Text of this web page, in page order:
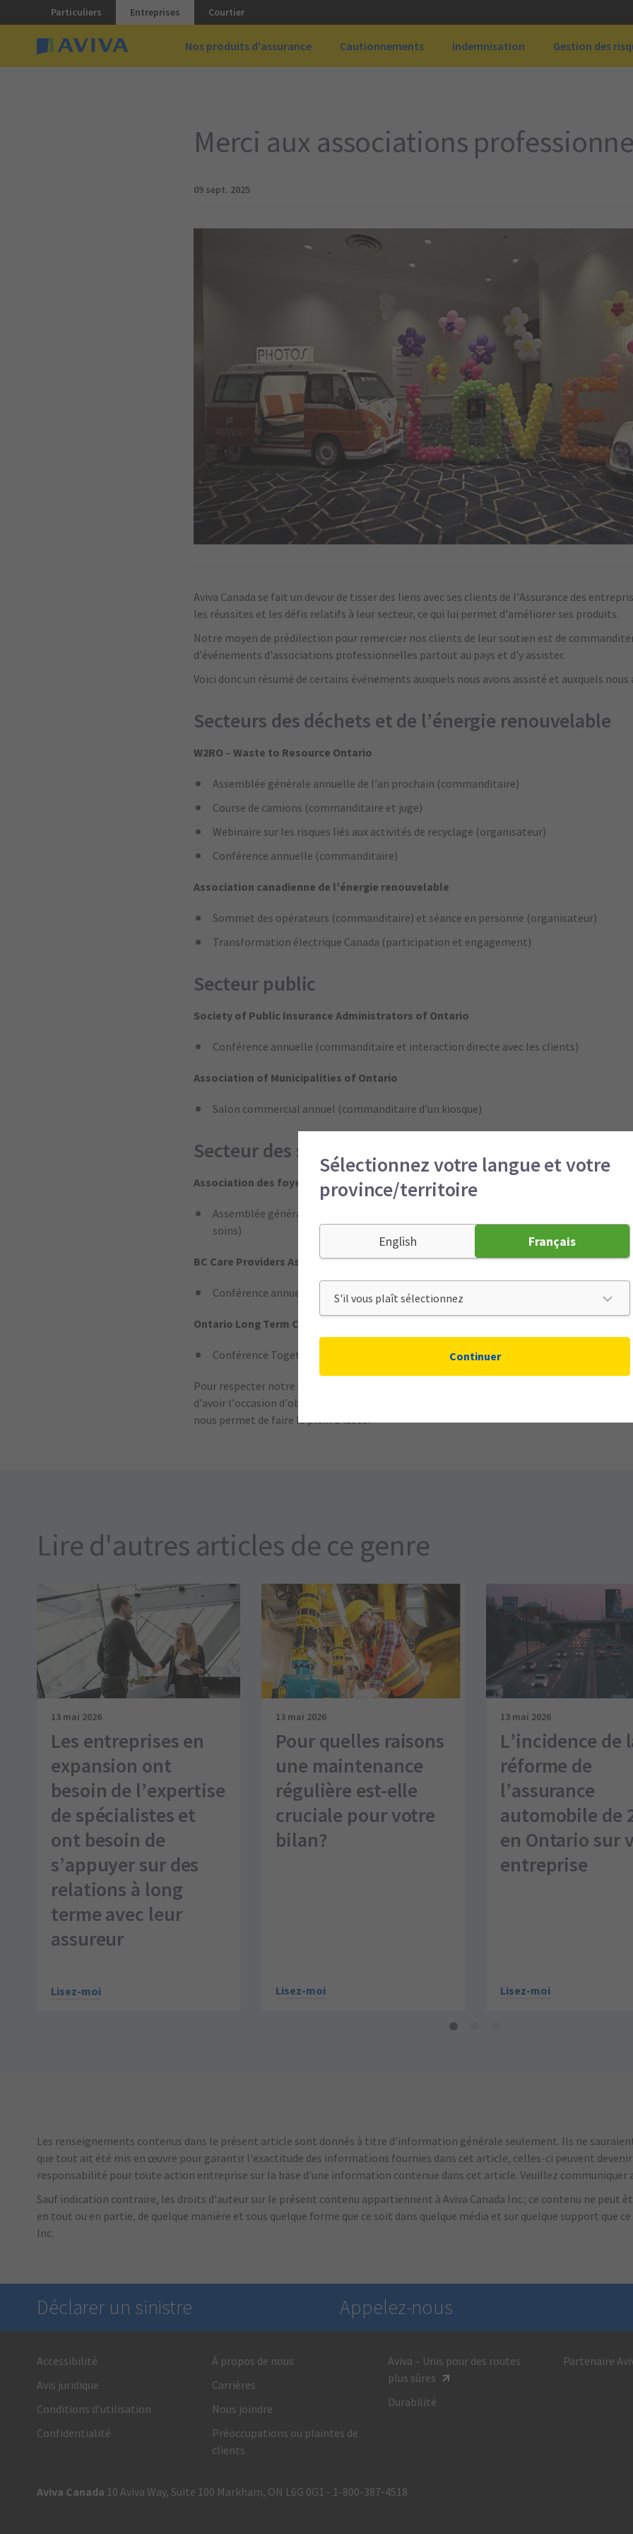
Particuliers Entreprises Courtier
Nos produits d'assurance Cautionnements Indemnisation Gestion des
Merci aux associations
09 sept. 2025
Aviva Canada se fait un devoir de tisser des liens avec ses clients de l’Assurance des
les réussites et les défis relatifs à leur secteur, ce qui lui permet d’améliorer ses produits.
Notre moyen de prédilection pour remercier nos clients de leur soutien est de
d’événements d’associations professionnelles partout au pays et d’y assister.
Voici donc un résumé de certains événements auxquels nous avons assisté et auxquels nous
Secteurs des déchets et de l’énergie renouvelable
W2RO – Waste to Resource Ontario
Assemblée générale annuelle de l’an prochain (commanditaire)
Course de camions (commanditaire et juge)
Webinaire sur les risques liés aux activités de recyclage (organisateur)
Conférence annuelle (commanditaire)
Association canadienne de l’énergie renouvelable
Sommet des opérateurs (commanditaire) et séance en personne (organisateur)
Transformation électrique Canada (participation et engagement)
Secteur public
Society of Public Insurance Administrators of Ontario
Conférence annuelle (commanditaire et interaction directe avec les clients)
Association of Municipalities of Ontario
Salon commercial annuel (commanditaire d’un kiosque)
Secteur des soins de santé
Association des foyers de soins du Nouveau-Brunswick
Assemblée générale annuelle et semaine des foyers de soins (commanditaire et don
soins)
BC Care Providers Association
Conférence annuelle (commanditaire d’un kiosque et don de trousses de premiers soins)
Ontario Long Term Care Association
Conférence Together We Care (commanditaire de la cabine photo)
Pour respecter notre engagement d’offrir à nos clients des solutions d’assurance de
d’avoir l’occasion d’obtenir leur point de vue. Notre participation aux événements
nous permet de faire le plein d’idées!
Lire d'autres articles de ce genre
13 mai 2026
Les entreprises en
expansion ont
besoin de l’expertise
de spécialistes et
ont besoin de
s’appuyer sur des
relations à long
terme avec leur
assureur
Lisez-moi
13 mai 2026
Pour quelles raisons
une maintenance
régulière est-elle
cruciale pour votre
bilan?
Lisez-moi
13 mai 2026
L’incidence de
réforme de
l’assurance
automobile de
en Ontario sur
entreprise
Lisez-moi
Les renseignements contenus dans le présent article sont donnés à titre d’information générale seulement. Ils ne
que tout ait été mis en œuvre pour garantir l'exactitude des informations fournies dans cet article, celles-ci peuvent
responsabilité pour toute action entreprise sur la base d'une information contenue dans cet article. Veuillez communiquer
Sauf indication contraire, les droits d’auteur sur le présent contenu appartiennent à Aviva Canada Inc.; ce contenu ne peut
en tout ou en partie, de quelque manière et sous quelque forme que ce soit dans quelque média et sur quelque support que
Inc.
Déclarer un sinistre Appelez-nous
Nous sommes là en cas de besoin
1 866 692-8482
Appelez-nous et recevez de l’un de nos conseillers en
indemnisation un soutien et un service rapides et fiables.
Pour obtenir des renseignements généraux,
Accessibilité
Avis juridique
Conditions d’utilisation
Confidentialité
À propos de nous
Carrières
Nous joindre
Préoccupations ou plaintes de
clients
Aviva – Unis pour des routes
plus sûres
Durabilité
Partenaire
Aviva Canada 10 Aviva Way, Suite 100 Markham, ON L6G 0G1 - 1‑800‑387‑4518
Sélectionnez votre langue et votre
province/territoire
English Français
Continuer